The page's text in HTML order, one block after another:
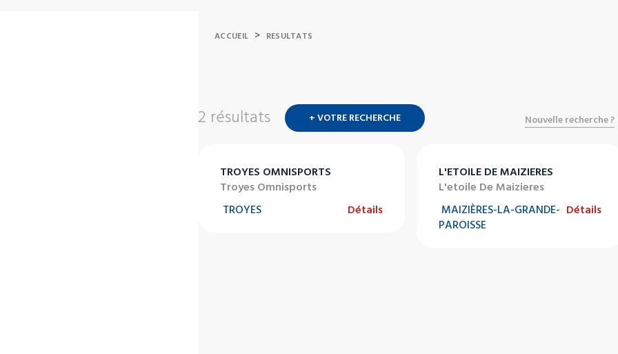
ACCUEIL > RESULTATS
2 résultats + VOTRE RECHERCHE Nouvelle recherche ?
TROYES OMNISPORTS
Troyes Omnisports
TROYES
Détails
L'ETOILE DE MAIZIERES
L'etoile De Maizieres
MAIZIÈRES-LA-GRANDE-
PAROISSE
Détails